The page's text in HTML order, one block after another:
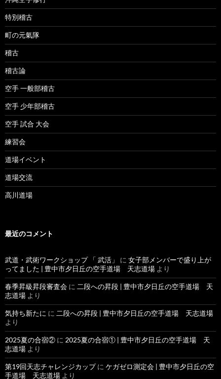
特別稽古
町の元氣隊
稽古
稽古論
空手 一般部稽古
空手 少年部稽古
空手 試合 大会
練習会
道場イベント
道場交流
高川道場
最近のコメント
武道・武術ワークショップ 「 武活」 に 女子部メンバーで盛り上が
ってました | 豊中市夕日丘の空手道場 天志道場 より
春季昇級昇段審査会 に 二段への昇段 | 豊中市夕日丘の空手道場 天
志道場 より
気持ち新たに に 二段への昇段 | 豊中市夕日丘の空手道場 天志道場
より
2025夏の合宿② に 2025夏の合宿① | 豊中市夕日丘の空手道場 天
志道場 より
第19回天志チャレンジカップに ケガゼロ測定会 | 豊中市夕日丘の空
手道場 天志道場 より